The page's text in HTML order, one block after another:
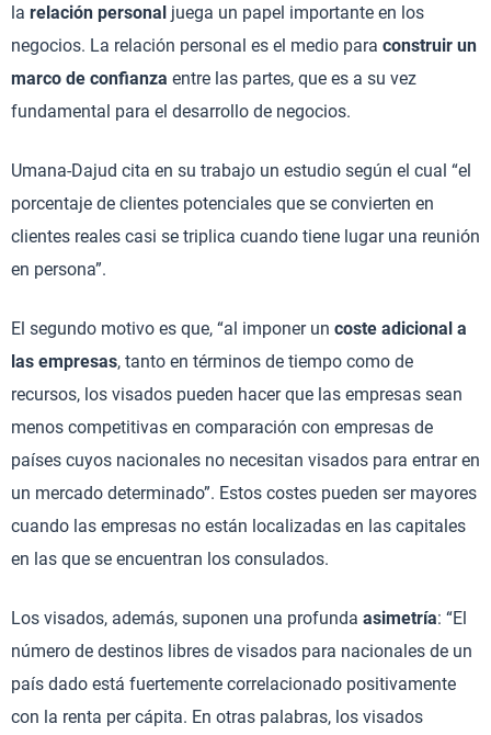
la relación personal juega un papel importante en los
negocios. La relación personal es el medio para construir un
marco de confianza entre las partes, que es a su vez
fundamental para el desarrollo de negocios.
Umana-Dajud cita en su trabajo un estudio según el cual “el
porcentaje de clientes potenciales que se convierten en
clientes reales casi se triplica cuando tiene lugar una reunión
en persona”.
El segundo motivo es que, “al imponer un coste adicional a
las empresas, tanto en términos de tiempo como de
recursos, los visados pueden hacer que las empresas sean
menos competitivas en comparación con empresas de
países cuyos nacionales no necesitan visados para entrar en
un mercado determinado”. Estos costes pueden ser mayores
cuando las empresas no están localizadas en las capitales
en las que se encuentran los consulados.
Los visados, además, suponen una profunda asimetría: “El
número de destinos libres de visados para nacionales de un
país dado está fuertemente correlacionado positivamente
con la renta per cápita. En otras palabras, los visados